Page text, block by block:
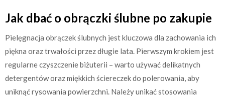
Jak dbać o obrączki ślubne po zakupie
Pielęgnacja obrączek ślubnych jest kluczowa dla zachowania ich
piękna oraz trwałości przez długie lata. Pierwszym krokiem jest
regularne czyszczenie biżuterii – warto używać delikatnych
detergentów oraz miękkich ściereczek do polerowania, aby
uniknąć rysowania powierzchni. Należy unikać stosowania